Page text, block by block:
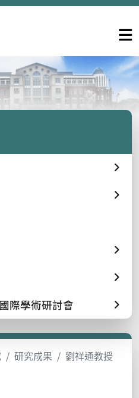
際學術研討會
研究成果 劉祥通教授